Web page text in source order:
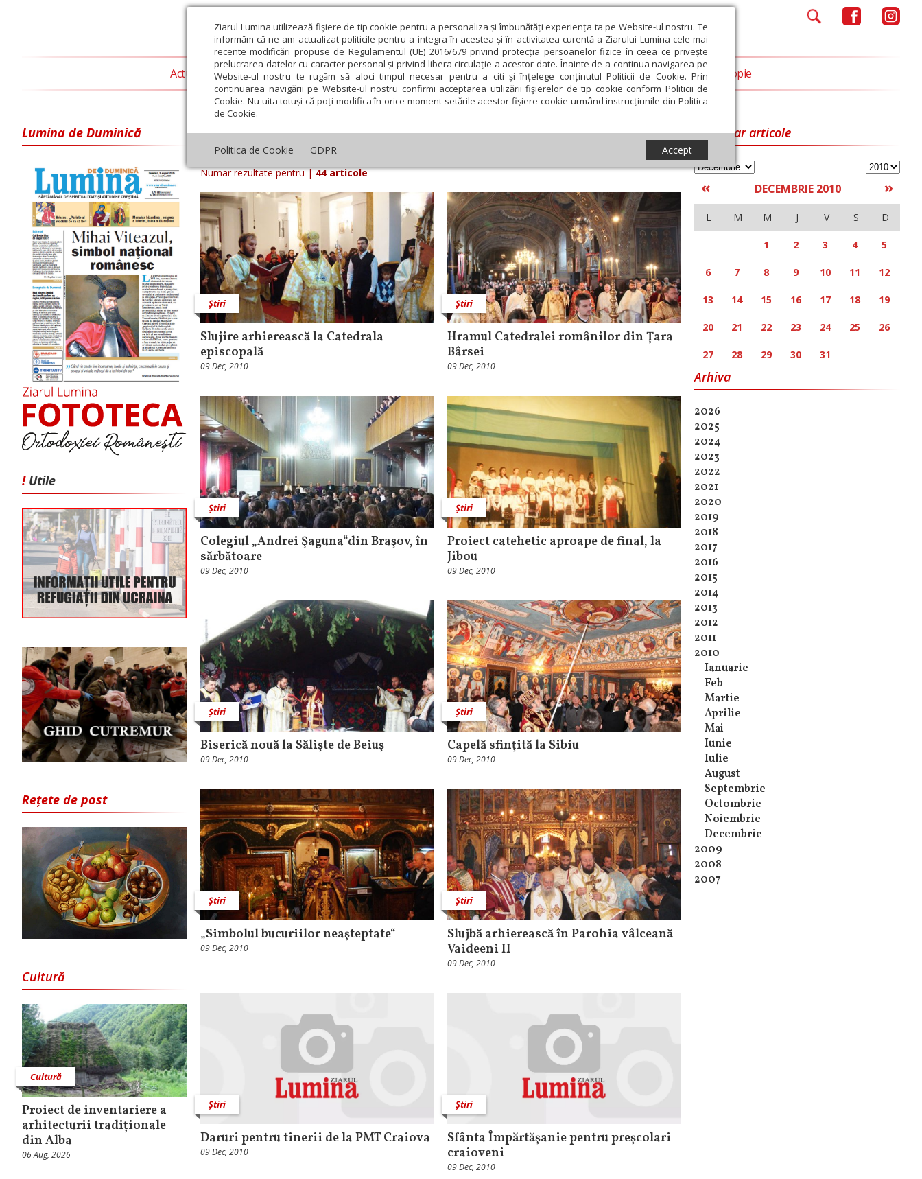
Ziarul Lumina utilizează fişiere de tip cookie pentru a personaliza și îmbunătăți experiența ta pe Website-ul nostru. Te
informăm că ne-am actualizat politicile pentru a integra în acestea și în activitatea curentă a Ziarului Lumina cele mai
recente modificări propuse de Regulamentul (UE) 2016/679 privind protecția persoanelor fizice în ceea ce privește
prelucrarea datelor cu caracter personal și privind libera circulație a acestor date. Înainte de a continua navigarea pe
Website-ul nostru te rugăm să aloci timpul necesar pentru a citi și înțelege conținutul Politicii de Cookie. Prin
continuarea navigării pe Website-ul nostru confirmi acceptarea utilizării fişierelor de tip cookie conform Politicii de
Cookie. Nu uita totuși că poți modifica în orice moment setările acestor fişiere cookie urmând instrucțiunile din Politica
de Cookie.
Politica de Cookie GDPR Accept
Actualitate religioasă Teologie și spiritualitate Educaţie și Cultură Societate Opinii Filantropie
Lumina de Duminică
! Utile
Rețete de post
Cultură
Cultură
Proiect de inventariere a
arhitecturii tradiționale
din Alba
06 Aug, 2026
Arhiva ziar Ziarul Lumina din 09 Decembrie 2010
Numar rezultate pentru|44 articole
Știri
Slujire arhierească la Catedrala
episcopală
09 Dec, 2010
Știri
Hramul Catedralei românilor din Ţara
Bârsei
09 Dec, 2010
Știri
Colegiul „Andrei Şaguna“din Braşov, în
sărbătoare
09 Dec, 2010
Știri
Proiect catehetic aproape de final, la
Jibou
09 Dec, 2010
Știri
Biserică nouă la Sălişte de Beiuş
09 Dec, 2010
Știri
Capelă sfinţită la Sibiu
09 Dec, 2010
Știri
„Simbolul bucuriilor neaşteptate“
09 Dec, 2010
Știri
Slujbă arhierească în Parohia vâlceană
Vaideeni II
09 Dec, 2010
Știri
Daruri pentru tinerii de la PMT Craiova
09 Dec, 2010
Știri
Sfânta Împărtăşanie pentru preşcolari
craioveni
09 Dec, 2010
Calendar articole
« »
DECEMBRIE 2010
L M M J V S D
1 2 3 4 5
6 7 8 9 10 11 12
13 14 15 16 17 18 19
20 21 22 23 24 25 26
27 28 29 30 31
Arhiva
2026
2025
2024
2023
2022
2021
2020
2019
2018
2017
2016
2015
2014
2013
2012
2011
2010
Ianuarie
Feb
Martie
Aprilie
Mai
Iunie
Iulie
August
Septembrie
Octombrie
Noiembrie
Decembrie
2009
2008
2007